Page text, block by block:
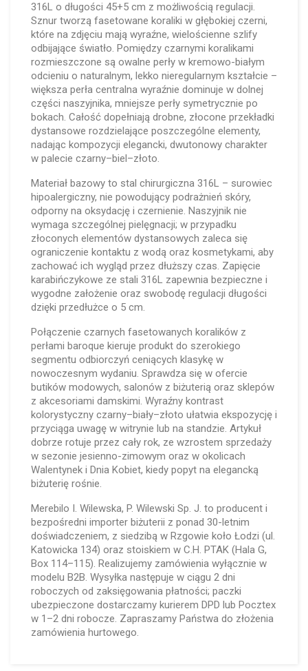
316L o długości 45+5 cm z możliwością regulacji.
Sznur tworzą fasetowane koraliki w głębokiej czerni,
które na zdjęciu mają wyraźne, wielościenne szlify
odbijające światło. Pomiędzy czarnymi koralikami
rozmieszczone są owalne perły w kremowo-białym
odcieniu o naturalnym, lekko nieregularnym kształcie –
większa perła centralna wyraźnie dominuje w dolnej
części naszyjnika, mniejsze perły symetrycznie po
bokach. Całość dopełniają drobne, złocone przekładki
dystansowe rozdzielające poszczególne elementy,
nadając kompozycji elegancki, dwutonowy charakter
w palecie czarny–biel–złoto.
Materiał bazowy to stal chirurgiczna 316L – surowiec
hipoalergiczny, nie powodujący podrażnień skóry,
odporny na oksydację i czernienie. Naszyjnik nie
wymaga szczególnej pielęgnacji; w przypadku
złoconych elementów dystansowych zaleca się
ograniczenie kontaktu z wodą oraz kosmetykami, aby
zachować ich wygląd przez dłuższy czas. Zapięcie
karabińczykowe ze stali 316L zapewnia bezpieczne i
wygodne założenie oraz swobodę regulacji długości
dzięki przedłużce o 5 cm.
Połączenie czarnych fasetowanych koralików z
perłami baroque kieruje produkt do szerokiego
segmentu odbiorczyń ceniących klasykę w
nowoczesnym wydaniu. Sprawdza się w ofercie
butików modowych, salonów z biżuterią oraz sklepów
z akcesoriami damskimi. Wyraźny kontrast
kolorystyczny czarny–biały–złoto ułatwia ekspozycję i
przyciąga uwagę w witrynie lub na standzie. Artykuł
dobrze rotuje przez cały rok, ze wzrostem sprzedaży
w sezonie jesienno-zimowym oraz w okolicach
Walentynek i Dnia Kobiet, kiedy popyt na elegancką
biżuterię rośnie.
Merebilo I. Wilewska, P. Wilewski Sp. J. to producent i
bezpośredni importer biżuterii z ponad 30-letnim
doświadczeniem, z siedzibą w Rzgowie koło Łodzi (ul.
Katowicka 134) oraz stoiskiem w C.H. PTAK (Hala G,
Box 114–115). Realizujemy zamówienia wyłącznie w
modelu B2B. Wysyłka następuje w ciągu 2 dni
roboczych od zaksięgowania płatności; paczki
ubezpieczone dostarczamy kurierem DPD lub Pocztex
w 1–2 dni robocze. Zapraszamy Państwa do złożenia
zamówienia hurtowego.